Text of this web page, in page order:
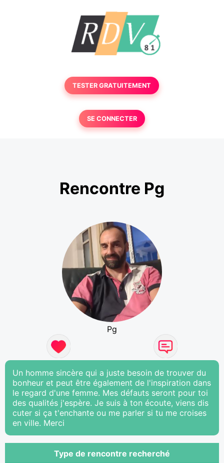
TESTER GRATUITEMENT
SE CONNECTER
Rencontre Pg
Pg
Un homme sincère qui a juste besoin de trouver du
bonheur et peut être également de l'inspiration dans
le regard d'une femme. Mes défauts seront pour toi
des qualités j'espère. Je suis à ton écoute, viens dis
cuter si ça t'enchante ou me parler si tu me croises
en ville. Merci
Type de rencontre recherché